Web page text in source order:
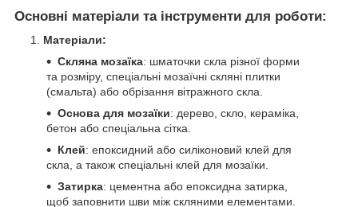
Основні матеріали та інструменти для роботи:
Матеріали:
Скляна мозаїка: шматочки скла різної форми
та розміру, спеціальні мозаїчні скляні плитки
(смальта) або обрізання вітражного скла.
Основа для мозаїки: дерево, скло, кераміка,
бетон або спеціальна сітка.
Клей: епоксидний або силіконовий клей для
скла, а також спеціальні клей для мозаїки.
Затирка: цементна або епоксидна затирка,
щоб заповнити шви між скляними елементами.